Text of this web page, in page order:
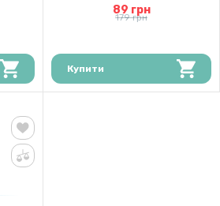
89 грн
179 грн
Купити